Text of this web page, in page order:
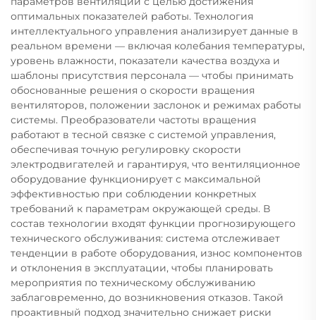
оптимальных показателей работы. Технология
интеллектуального управления анализирует данные в
реальном времени — включая колебания температуры,
уровень влажности, показатели качества воздуха и
шаблоны присутствия персонала — чтобы принимать
обоснованные решения о скорости вращения
вентиляторов, положении заслонок и режимах работы
системы. Преобразователи частоты вращения
работают в тесной связке с системой управления,
обеспечивая точную регулировку скорости
электродвигателей и гарантируя, что вентиляционное
оборудование функционирует с максимальной
эффективностью при соблюдении конкретных
требований к параметрам окружающей среды. В
состав технологии входят функции прогнозирующего
технического обслуживания: система отслеживает
тенденции в работе оборудования, износ компонентов
и отклонения в эксплуатации, чтобы планировать
мероприятия по техническому обслуживанию
заблаговременно, до возникновения отказов. Такой
проактивный подход значительно снижает риски